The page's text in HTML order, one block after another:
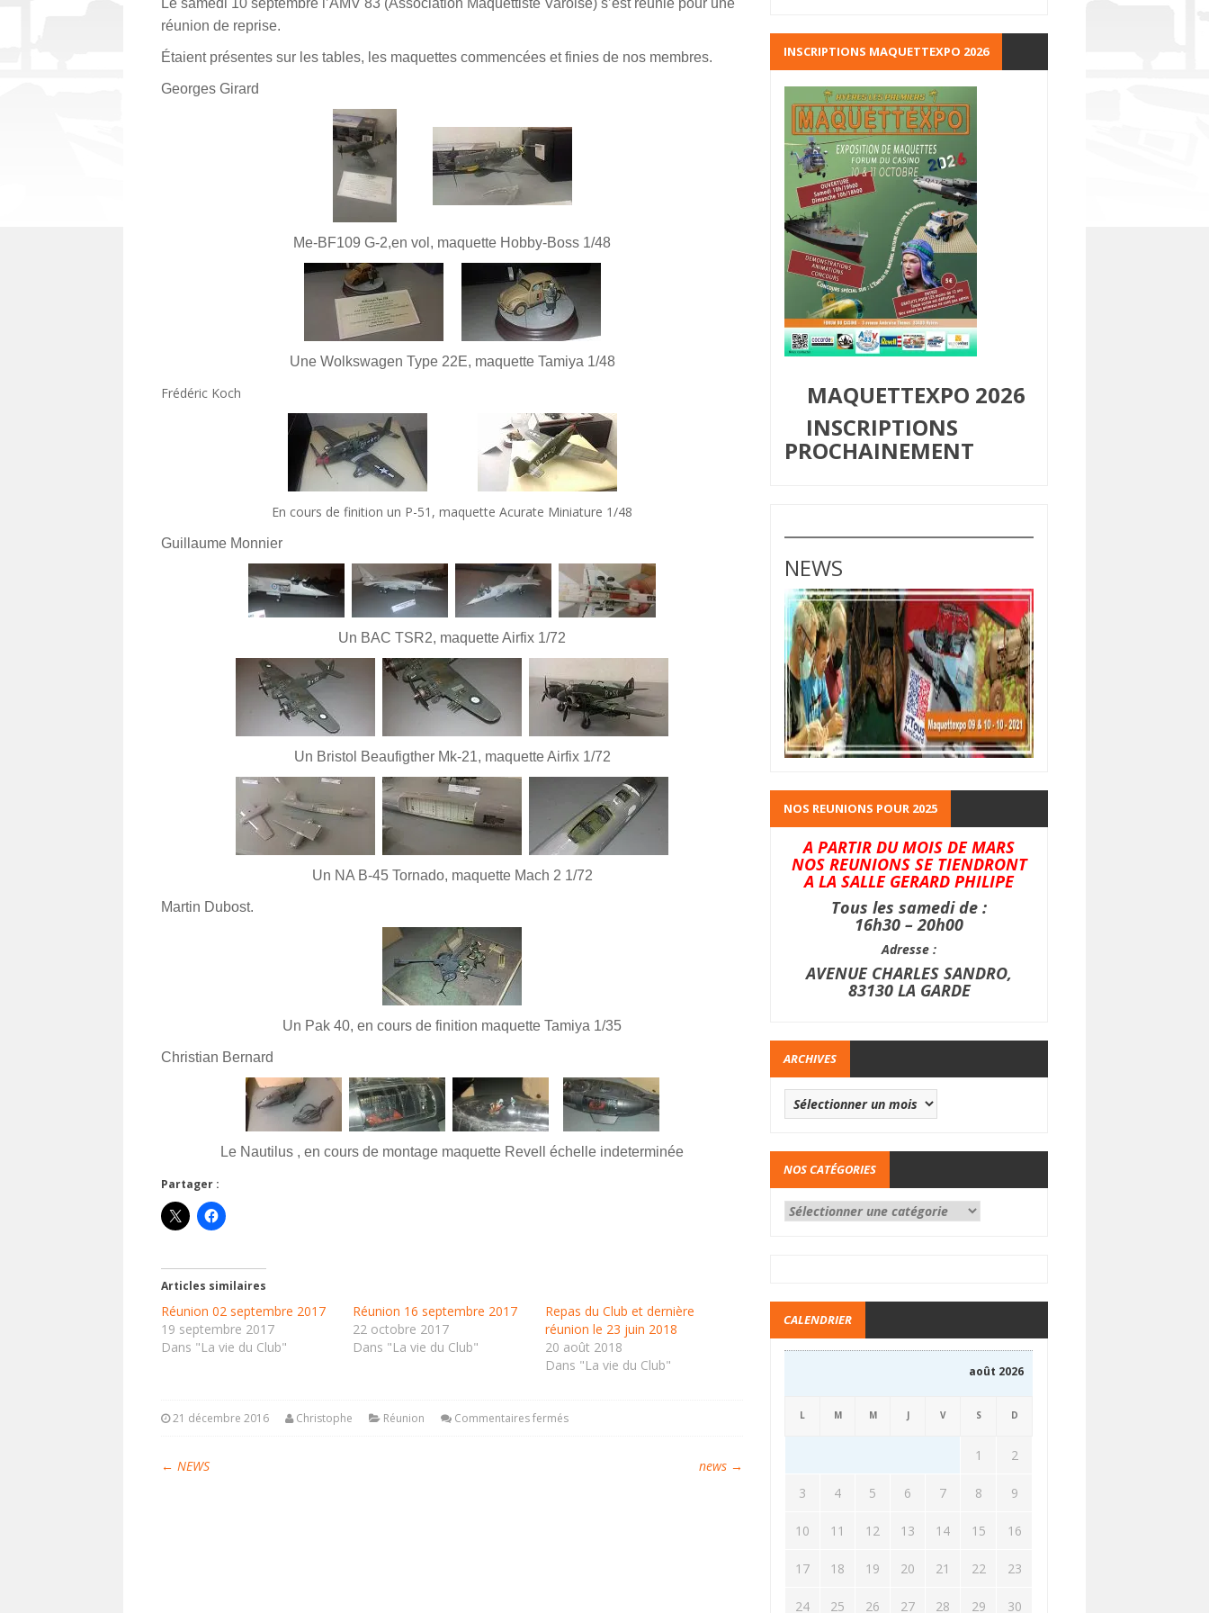
Le samedi 10 septembre l’AMV 83 (Association Maquettiste Varoise) s’est réunie pour une
réunion de reprise.
Étaient présentes sur les tables, les maquettes commencées et finies de nos membres.
Georges Girard
Me-BF109 G-2,en vol, maquette Hobby-Boss 1/48
Une Wolkswagen Type 22E, maquette Tamiya 1/48
Frédéric Koch
En cours de finition un P-51, maquette Acurate Miniature 1/48
Guillaume Monnier
Un BAC TSR2, maquette Airfix 1/72
Un Bristol Beaufigther Mk-21, maquette Airfix 1/72
Un NA B-45 Tornado, maquette Mach 2 1/72
Martin Dubost.
Un Pak 40, en cours de finition maquetteTamiya 1/35
Christian Bernard
Le Nautilus , en cours de montage maquette Revell échelle indeterminée
Partager :
Articles similaires
Réunion 02 septembre 2017
19 septembre 2017
Dans "La vie du Club"
Réunion 16 septembre 2017
22 octobre 2017
Dans "La vie du Club"
Repas du Club et dernière
réunion le 23 juin 2018
20 août 2018
Dans "La vie du Club"
21 décembre 2016 Christophe Réunion Commentaires fermés
← NEWS news →
INSCRIPTIONS MAQUETTEXPO 2026
MAQUETTEXPO 2026
INSCRIPTIONS
PROCHAINEMENT
NEWS
NOS REUNIONS POUR 2025
A PARTIR DU MOIS DE MARS
NOS REUNIONS SE TIENDRONT
A LA SALLE GERARD PHILIPE
Tous les samedi de :
16h30 – 20h00
Adresse :
AVENUE CHARLES SANDRO,
83130 LA GARDE
ARCHIVES
NOS CATÉGORIES
CALENDRIER
août 2026
L M M J V S D
1 2
3 4 5 6 7 8 9
10 11 12 13 14 15 16
17 18 19 20 21 22 23
24 25 26 27 28 29 30